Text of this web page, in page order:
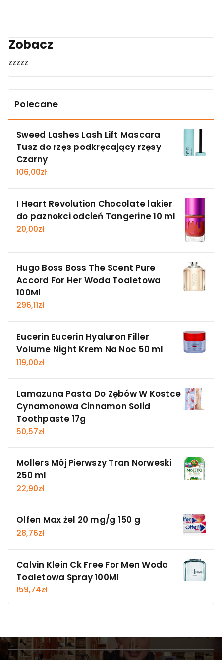
Zobacz
zzzzz
Polecane
Sweed Lashes Lash Lift Mascara
Tusz do rzęs podkręcający rzęsy
Czarny
106,00zł
I Heart Revolution Chocolate lakier
do paznokci odcień Tangerine 10 ml
20,00zł
Hugo Boss Boss The Scent Pure
Accord For Her Woda Toaletowa
100Ml
296,11zł
Eucerin Eucerin Hyaluron Filler
Volume Night Krem Na Noc 50 ml
119,00zł
Lamazuna Pasta Do Zębów W Kostce
Cynamonowa Cinnamon Solid
Toothpaste 17g
50,57zł
Mollers Mój Pierwszy Tran Norweski
250 ml
22,90zł
Olfen Max żel 20 mg/g 150 g
28,76zł
Calvin Klein Ck Free For Men Woda
Toaletowa Spray 100Ml
159,74zł